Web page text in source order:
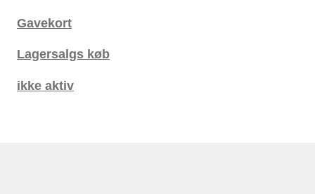
Gavekort
Lagersalgs køb
ikke aktiv